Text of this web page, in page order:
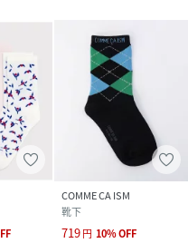
COMME CA ISM
靴下
719円 10%OFF